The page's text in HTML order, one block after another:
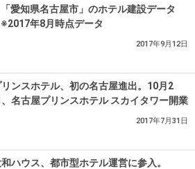
「愛知県名古屋市」のホテル建設データ
※2017年8月時点データ
2017年9月12日
リンスホテル、初の名古屋進出。10月2
、名古屋プリンスホテル スカイタワー開業
2017年7月31日
ハウス、都市型ホテル運営に参入。